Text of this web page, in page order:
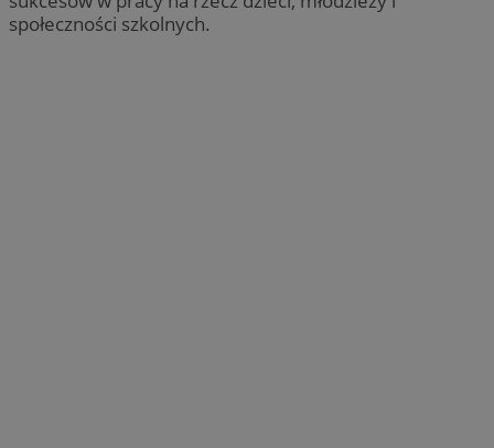
społeczności szkolnych.